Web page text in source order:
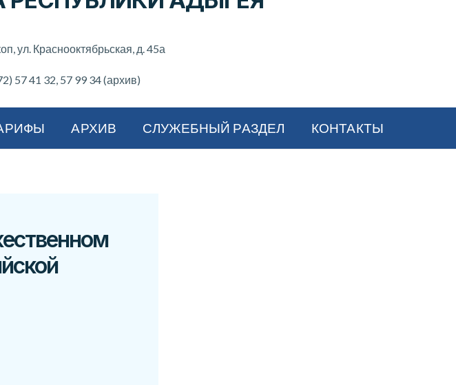
ул. Краснооктябрьская, д. 45а
57 41 32, 57 99 34 (архив)
АРХИВ СЛУЖЕБНЫЙ РАЗДЕЛ КОНТАКТЫ